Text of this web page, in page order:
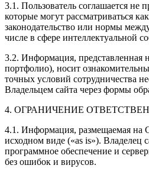
3.1. Пользователь соглашается не
которые могут рассматриваться
законодательство или нормы
числе в сфере интеллектуальной
3.2. Информация, представленная
портфолио), носит
точных условий сотрудничества
Владельцем сайта через формы
4. ОГРАНИЧЕНИЕ
4.1. Информация, размещаемая на
исходном виде («as is»). Владелец
программное обеспечение и
без ошибок и вирусов.